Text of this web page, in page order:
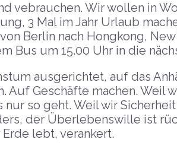
vebrauchen. Wir wollen in
3 Mal im Jahr Urlaub
Berlin nach Hongkong,
Bus um 15.00 Uhr in die
ausgerichtet, auf das
Auf Geschäfte machen. Weil
so geht. Weil wir
der Überlebenswille ist
lebt, verankert.